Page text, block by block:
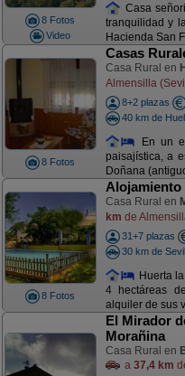
8 Fotos
Video
Casa
tranquilidad y
Hacienda San
8 Fotos
Casas
Casa Rural en
Almensilla
8+2 plazas
40 km de
En un
paisajística, a
Doñana
8 Fotos
Alojamiento
Casa Rural en
km de
31+7 plazas
30 km de
Huerta
4 hectáreas
alquiler de sus
El Mirador
Morañina
Casa Rural en
a 37,4 km